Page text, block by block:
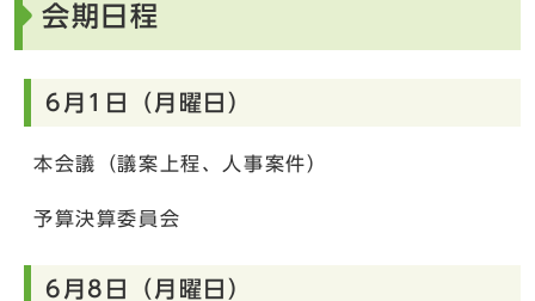
会期日程
6月1日（月曜日）
本会議（議案上程、人事案件）
予算決算委員会
6月8日（月曜日）